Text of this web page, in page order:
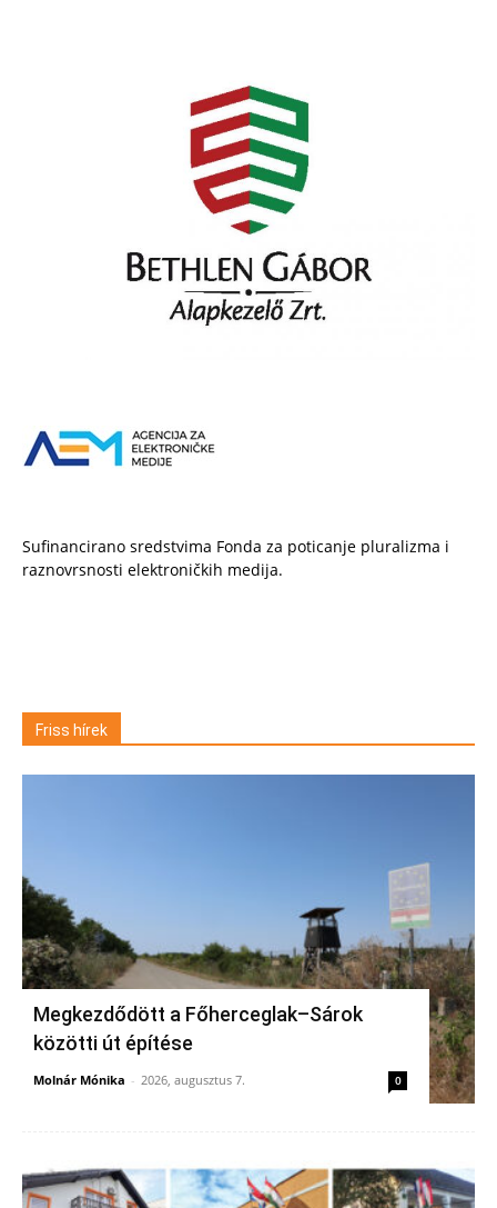
Sufinancirano sredstvima Fonda za poticanje pluralizma i
raznovrsnosti elektroničkih medija.
Friss hírek
Megkezdődött a Főherceglak–Sárok
közötti út építése
Molnár Mónika - 2026, augusztus 7. 0